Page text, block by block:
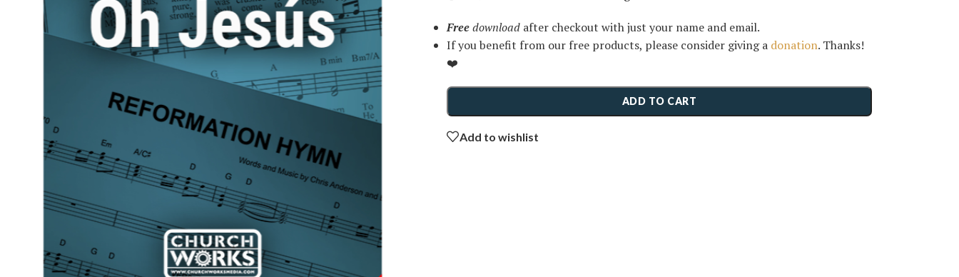
Freedownloadafter checkout with just your name and email.
If you benefit from our free products, please consider giving a donation. Thanks!
❤️
ADD TO CART
Add to wishlist